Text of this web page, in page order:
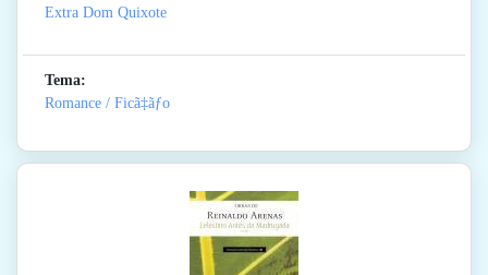
Extra Dom Quixote
Tema:
Romance / Ficã‡ãƒo